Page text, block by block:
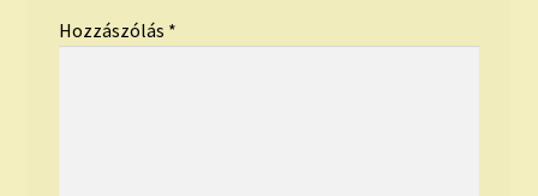
Hozzászólás *